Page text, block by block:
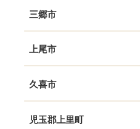
三郷市
上尾市
久喜市
児玉郡上里町